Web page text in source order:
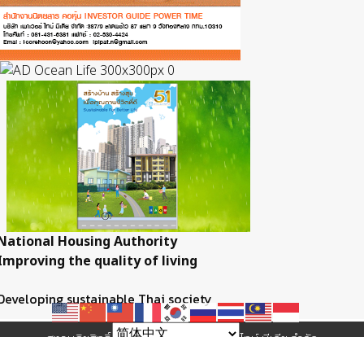
Housing Authority
the quality of living
sustainable Thai society